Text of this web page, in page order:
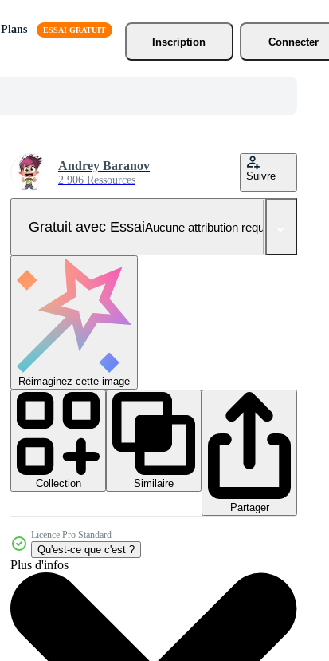
Plans
Inscription
Connecter
Andrey Baranov
2 906 Ressources Suivre
Gratuit avec EssaiAucune attribution requise
Réimaginez cette image
Collection
Similaire
Partager
Licence Pro Standard
Qu'est-ce que c'est ?
Plus d'infos